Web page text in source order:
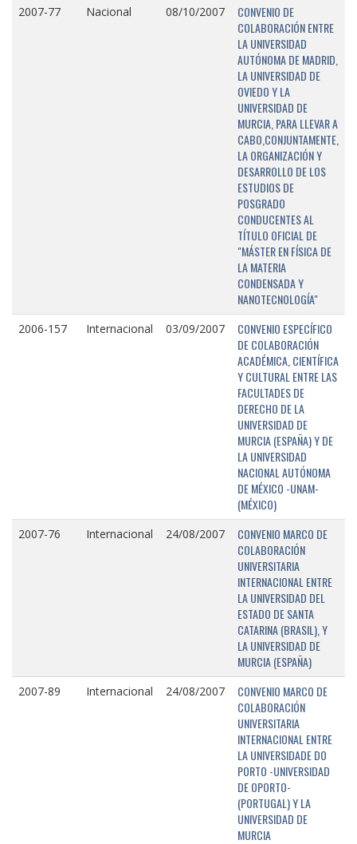
2007-77 Nacional 08/10/2007
CONVENIO DE
COLABORACIÓN ENTRE
LA UNIVERSIDAD
AUTÓNOMA DE MADRID,
LA UNIVERSIDAD DE
OVIEDO Y LA
UNIVERSIDAD DE
MURCIA, PARA LLEVAR A
CABO,CONJUNTAMENTE,
LA ORGANIZACIÓN Y
DESARROLLO DE LOS
ESTUDIOS DE
POSGRADO
CONDUCENTES AL
TÍTULO OFICIAL DE
"MÁSTER EN FÍSICA DE
LA MATERIA
CONDENSADA Y
NANOTECNOLOGÍA"
2006-157 Internacional 03/09/2007
CONVENIO ESPECÍFICO
DE COLABORACIÓN
ACADÉMICA, CIENTÍFICA
Y CULTURAL ENTRE LAS
FACULTADES DE
DERECHO DE LA
UNIVERSIDAD DE
MURCIA (ESPAÑA) Y DE
LA UNIVERSIDAD
NACIONAL AUTÓNOMA
DE MÉXICO -UNAM-
(MÉXICO)
2007-76 Internacional 24/08/2007
CONVENIO MARCO DE
COLABORACIÓN
UNIVERSITARIA
INTERNACIONAL ENTRE
LA UNIVERSIDAD DEL
ESTADO DE SANTA
CATARINA (BRASIL), Y
LA UNIVERSIDAD DE
MURCIA (ESPAÑA)
2007-89 Internacional 24/08/2007
CONVENIO MARCO DE
COLABORACIÓN
UNIVERSITARIA
INTERNACIONAL ENTRE
LA UNIVERSIDADE DO
PORTO -UNIVERSIDAD
DE OPORTO-
(PORTUGAL) Y LA
UNIVERSIDAD DE
MURCIA